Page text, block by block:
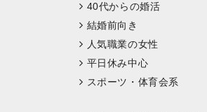
40代からの婚活
結婚前向き
人気職業の女性
平日休み中心
スポーツ・体育会系